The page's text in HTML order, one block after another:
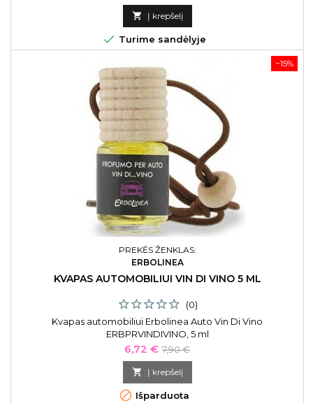
kaina
 Į krepšelį
 Turime sandėlyje
−15%
PREKĖS ŽENKLAS:
ERBOLINEA
KVAPAS AUTOMOBILIUI VIN DI VINO 5 ML
(0)
Kvapas automobiliui Erbolinea Auto Vin Di Vino
ERBPRVINDIVINO, 5 ml
Kaina
6,72 € Bazinė
kaina
7,90 €
 Į krepšelį
 Išparduota